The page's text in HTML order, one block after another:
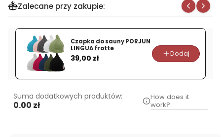
do
sauny
TH
Zalecane przy zakupie:
Czapka do sauny PORJUN
LINGUA frotte
Cena
39,00 zł Dodaj
Suma dodatkowych produktów:
0.00 zł
How does it
work?